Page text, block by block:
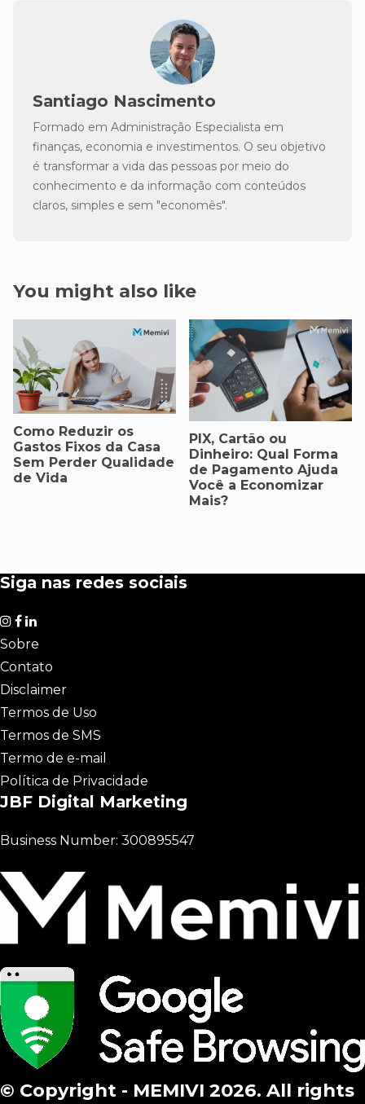
Santiago Nascimento
Formado em Administração Especialista em
finanças, economia e investimentos. O seu objetivo
é transformar a vida das pessoas por meio do
conhecimento e da informação com conteúdos
claros, simples e sem "economês".
You might also like
Como Reduzir os
Gastos Fixos da Casa
Sem Perder Qualidade
de Vida
PIX, Cartão ou
Dinheiro: Qual Forma
de Pagamento Ajuda
Você a Economizar
Mais?
Siga nas redes sociais
Sobre
Contato
Disclaimer
Termos de Uso
Termos de SMS
Termo de e-mail
Política de Privacidade
JBF Digital Marketing
Business Number: 300895547
© Copyright - MEMIVI 2026. All rights